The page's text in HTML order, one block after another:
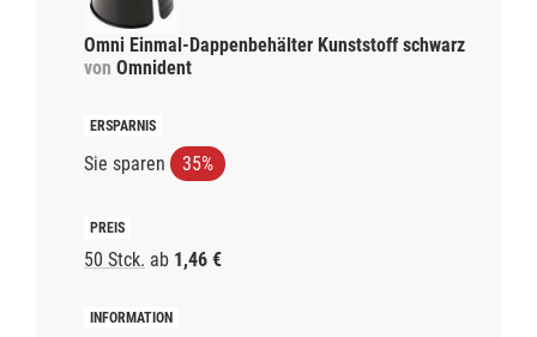
Omni Einmal-Dappenbehälter Kunststoff schwarz
von Omnident
Sie sparen 35%
50 Stck. ab 1,46 €